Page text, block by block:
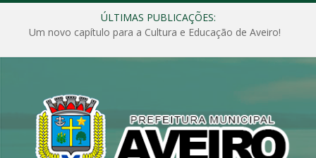
ÚLTIMAS PUBLICAÇÕES:
Um novo capítulo para a Cultura e Educação de Aveiro!